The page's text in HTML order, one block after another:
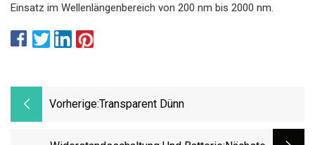
Einsatz im Wellenlängenbereich von 200 nm bis 2000 nm.
Vorherige:Transparent Dünn